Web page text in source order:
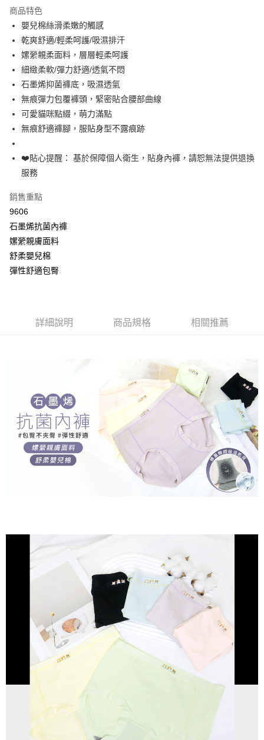
Apple Pay
街口支付
悠遊付
全盈+PAY
大哥付你分期
相關說明
2.付款方式選擇「大哥付你分期」，訂單成立後會自動跳轉到大哥付的交易
流程，驗證手機門號後，選擇欲分期的期數、繳款截止日，確認付款後即完
4.訂單成立30分鐘內，如未前往確認交易或遇審核未通過，訂單將自動取
消。如遇「轉專審核」未通過狀況，表示未達大哥付你分期系統評分，恕無
法說明評估內容。
【繳款方式說明】
1.分期款項不併入電信帳單，「大哥付你分期」於每月結算日後寄送繳費提
醒簡訊。
2.透過簡訊連結打開帳單後，可選擇「超商條碼／台灣大直營門市／銀行轉
帳／街口支付／iPASS MONEY」等通路繳費。
用戶於交易時，得透過本服務購買商品或服務，並由商店將買賣／分期付款
買賣價金債權讓與本公司後，依約使用本公司帳單繳交帳款。
由本公司與您本人進行分期帳單所需資料之確認、核對及更正。
https://oppay.tw/userRule
AFTEE先享後付
相關說明
【關於「AFTEE先享後付」】
便利好安心！
２．便利：只要手機號碼，簡訊認證，即可結帳。
３．安心：先確認商品／服務後，再付款。
１．於結帳方式選擇「AFTEE先享後付」後，將跳轉至「AFTEE先享後付」
結帳頁面，進行簡訊認證並確認金額後，即可完成結帳。
購買商品的店家。未經商家同意取消之訂單仍視為有效，需透過AFTEE先享
https://netprotections.freshdesk.com/support/home
１．透過由恩沛科技股份有限公司提供之「AFTEE先享後付」服務完成之交
易，需依本服務之必要範圍內提供個人資料，並將交易相關給付款項請求債
權轉讓予恩沛科技股份有限公司。
２．關於個人資料處理事宜，請瀏覽以下網址：
https://aftee.tw/terms/#terms3
３．未成年的使用者請事先徵得法定代理人或監護人之同意方可使用
「AFTEE先享後付」，若未經同意申辦者引起之損失，本公司不負相關責
４．使用「AFTEE先享後付」時，將依據個別帳號之用戶狀況，依本公司即
時審查核予不同之上限額度；若仍有額度不足之情形，本公司將視審查結果
相關說明
「Hami Point」為中華電信所提供之點數服務，可於會員專區綁定中華電信
會員帳號後，即可在購物車使用 Hami Point 折抵消費金額 (1點等於1元)。
貨到付款
運送方式
付款後全家取貨
每筆NT$80，滿NT$799(含以上)免運費
付款後萊爾富取貨
每筆NT$80，滿NT$799(含以上)免運費
7-11取貨付款
每筆NT$80，滿NT$799(含以上)免運費
宅配/離島不配送
每筆NT$80，滿NT$890(含以上)免運費
國家/地區配送 查看運費
商品特色
嬰兒棉絲滑柔嫩的觸感
乾爽舒適/輕柔呵護/吸濕排汗
嫘縈親柔面料，層層輕柔呵護
細緻柔軟/彈力舒適/透氣不悶
石墨烯抑菌褲底，吸濕透氣
無痕彈力包覆褲頭，緊密貼合腰部曲線
可愛貓咪點綴，萌力滿點
無痕舒適褲腳，服貼身型不露痕跡
❤️貼心提醒： 基於保障個人衛生，貼身內褲，請恕無法提供退換
服務
銷售重點
9606
石墨烯抗菌內褲
嫘縈親膚面料
舒柔嬰兒棉
彈性舒適包臀
詳細說明 商品規格 相關推薦